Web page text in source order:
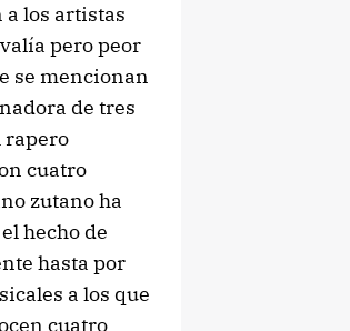
los artistas
pero peor
se mencionan
de tres
rapero
cuatro
zutano ha
hecho de
hasta por
a los que
cuatro